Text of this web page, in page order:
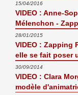
15/04/2016
VIDEO : Anne-
Mélenchon -
28/01/2015
VIDEO : Zapping
elle se fait poser
30/09/2014
VIDEO : Clara
modèle